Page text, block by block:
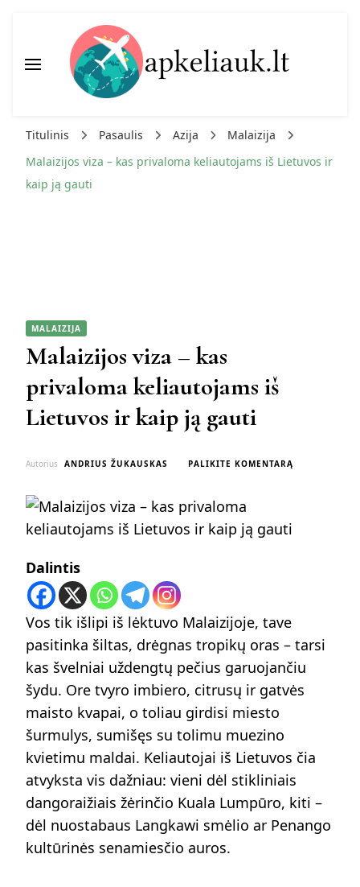
Titulinis Pasaulis Azija
Malaizija
Malaizijos viza – kas privaloma keliautojams iš Lietuvos ir
kaip ją gauti
MALAIZIJA
Malaizijos viza – kas
privaloma keliautojams iš
Lietuvos ir kaip ją gauti
Autorius ANDRIUS ŽUKAUSKAS PALIKITE KOMENTARĄ
Dalintis
Vos tik išlipi iš lėktuvo Malaizijoje, tave
pasitinka šiltas, drėgnas tropikų oras – tarsi
kas švelniai uždengtų pečius garuojančiu
šydu. Ore tvyro imbiero, citrusų ir gatvės
maisto kvapai, o toliau girdisi miesto
šurmulys, sumišęs su tolimu muezino
kvietimu maldai. Keliautojai iš Lietuvos čia
atvyksta vis dažniau: vieni dėl stikliniais
dangoraižiais žėrinčio Kuala Lumpūro, kiti –
dėl nuostabaus Langkawi smėlio ar Penango
kultūrinės senamiesčio auros.